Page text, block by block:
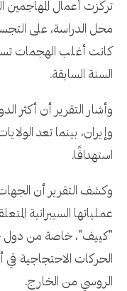
تركزت أعمال المهاجمين
محل الدراسة، على
كانت أغلب الهجمات
السنة السابقة.
وأشار التقرير أن أكثر
وإيران، بينما تعد
استهدافًا.
وكشف التقرير أن
عملياتها السيبرانية
"كييف"، خاصة من دول
الحركات الاحتجاجية
الروسي من الخارج.